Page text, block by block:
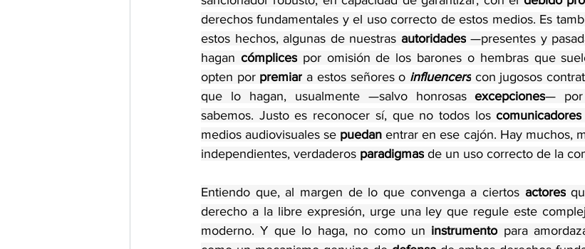
derechos fundamentales y el uso correcto de estos medios. Es
estos hechos, algunas de nuestras autoridades —presentes y
hagan cómplices por omisión de los barones o hembras que
opten por premiar a estos señores o influencers con jugosos
que lo hagan, usualmente —salvo honrosas excepciones— por
sabemos. Justo es reconocer sí, que no todos los comunicadores
medios audiovisuales se puedan entrar en ese cajón. Hay muchos,
independientes, verdaderos paradigmas de un uso correcto de la
Entiendo que, al margen de lo que convenga a ciertos actores
derecho a la libre expresión, urge una ley que regule este
moderno. Y que lo haga, no como un instrumento para